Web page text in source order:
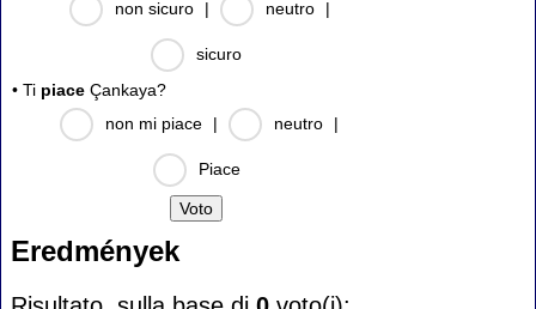
non sicuro
| neutro |
sicuro
• Ti piace Çankaya?
non mi piace
| neutro |
Piace
Eredmények